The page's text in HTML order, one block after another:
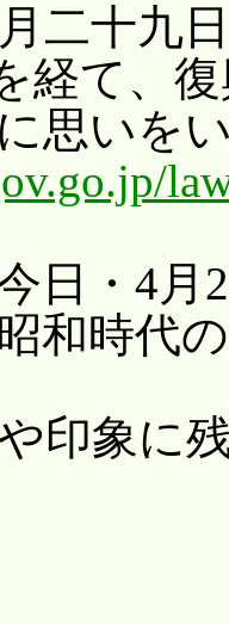
二十九日
経て、
思いを
日・4
和時代
印象に